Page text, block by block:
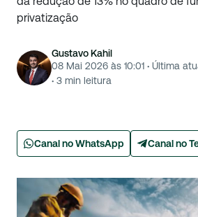
privatização
Gustavo Kahil
08 Mai 2026 às 10:01 · Última
· 3 min leitura
Canal no WhatsApp Canal no